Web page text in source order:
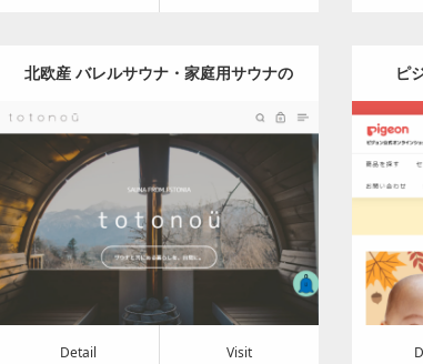
北欧産 バレルサウナ・家庭用サウナの
輸入・販売 丨 totonoü（ととのう）
Update:
2024.04.15
Category:その他
Detail Visit
Detail Visit
ピ
Detail